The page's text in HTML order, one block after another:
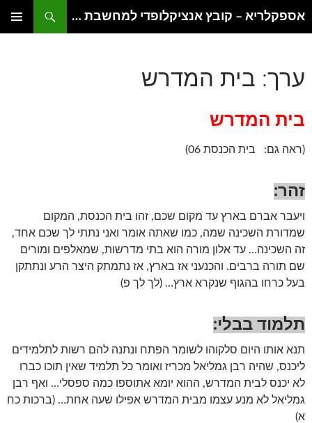
אספקלריא – קובץ אנציקלופדי למחשבת היהדות
ערך: בית המדרש
בית המדרש
(ראה גם: בית הכנסת 06)
זהר:
ויעבר אברם בארץ עד מקום שכם, זהו בית הכנסת, המקום
שמדורת השכינה שמה, כמו שאתה אומר ואני נתתי לך שכם אחד,
זה השכינה… עד אלון מורה הוא בתי מדרשות, שמאלפים ומורים
שם תורה ברבים. והכנעני אז בארץ, אז נתמתק היצר הרע ונתתקן
בעל כרחו בהגוף שנקרא ארץ… (לך לך פ)
תלמוד בבלי:
תנא אותו היום סלקוהו לשומר הפתח ונתנה להם רשות לתלמידים
ליכנס, שהיה רבן גמליאל מכריז ואומר כל תלמיד שאין תוכו כברו
לא יכנס לבית המדרש, ההוא יומא אתוספו כמה ספסלי… ואף רבן
גמליאל לא מנע עצמו מבית המדרש אפילו שעה אחת… (ברכות כח
א)